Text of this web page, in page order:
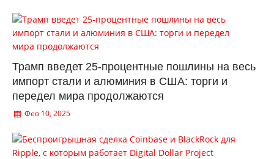
Трамп введет 25-процентные пошлины на весь
импорт стали и алюминия в США: торги и
передел мира продолжаются
Фев 10, 2025